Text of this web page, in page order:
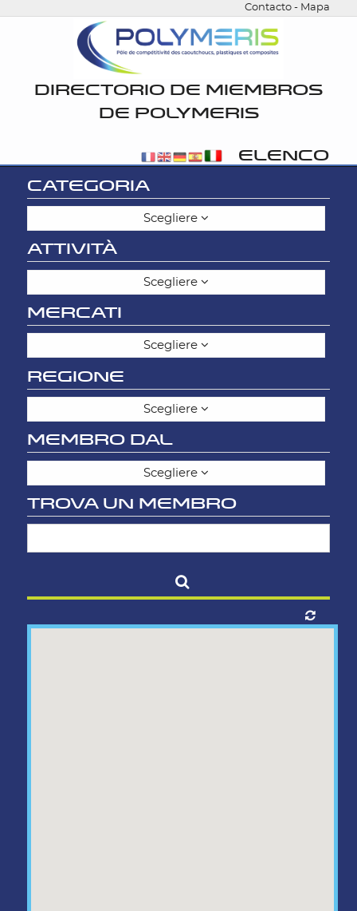
Contacto - Mapa
DIRECTORIO DE MIEMBROS
DE POLYMERIS
ELENCO
CATEGORIA
Scegliere
ATTIVITÀ
Scegliere
MERCATI
Scegliere
REGIONE
Scegliere
MEMBRO DAL
Scegliere
TROVA UN MEMBRO